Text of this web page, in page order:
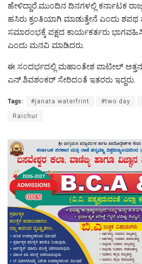
ಹೇಳಿದ್ದಾರೆ.ಮುಂದಿನ ದಿನಗಳಲ್ಲಿ ಕರ್ನಾಟಕ
ಹಸಿರು ಕ್ರಂತಿಯಾಗಿ ಮಾಡುತ್ತೇನೆ ಎಂದು
ಸಮಾರಂಭಕ್ಕೆ ಪಕ್ಷದ ಕಾರ್ಯಕರ್ತರು
ಎಂದು ಮನವಿ ಮಾಡಿದರು.
ಈ ಸಂದರ್ಭದಲ್ಲಿ ಮಹಾಂತೇಶ ಪಾಟೀಲ್
ಎನ್.ಶಿವಶಂಕರ್ ಸೇರಿದಂತೆ ಇತರರು ಇದ್ದರು.
Tags: #janata waterfrint #two day
Raichur